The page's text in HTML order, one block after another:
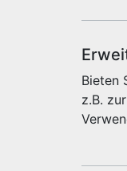
Bieten
z.B.